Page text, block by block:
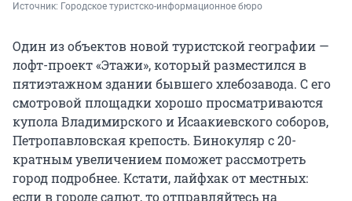
Источник: Городское туристско-информационное бюро
Один из объектов новой туристской географии —
лофт-проект «Этажи», который разместился в
пятиэтажном здании бывшего хлебозавода. С его
смотровой площадки хорошо просматриваются
купола Владимирского и Исаакиевского соборов,
Петропавловская крепость. Бинокуляр с 20-
кратным увеличением поможет рассмотреть
город подробнее. Кстати, лайфхак от местных:
если в городе салют, то отправляйтесь на